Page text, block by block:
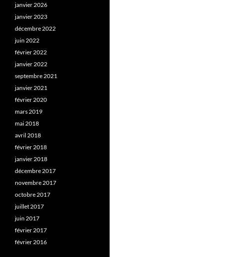
janvier 2026
janvier 2023
décembre 2022
juin 2022
février 2022
janvier 2022
septembre 2021
janvier 2021
février 2020
mars 2019
mai 2018
avril 2018
février 2018
janvier 2018
décembre 2017
novembre 2017
octobre 2017
juillet 2017
juin 2017
février 2017
février 2016